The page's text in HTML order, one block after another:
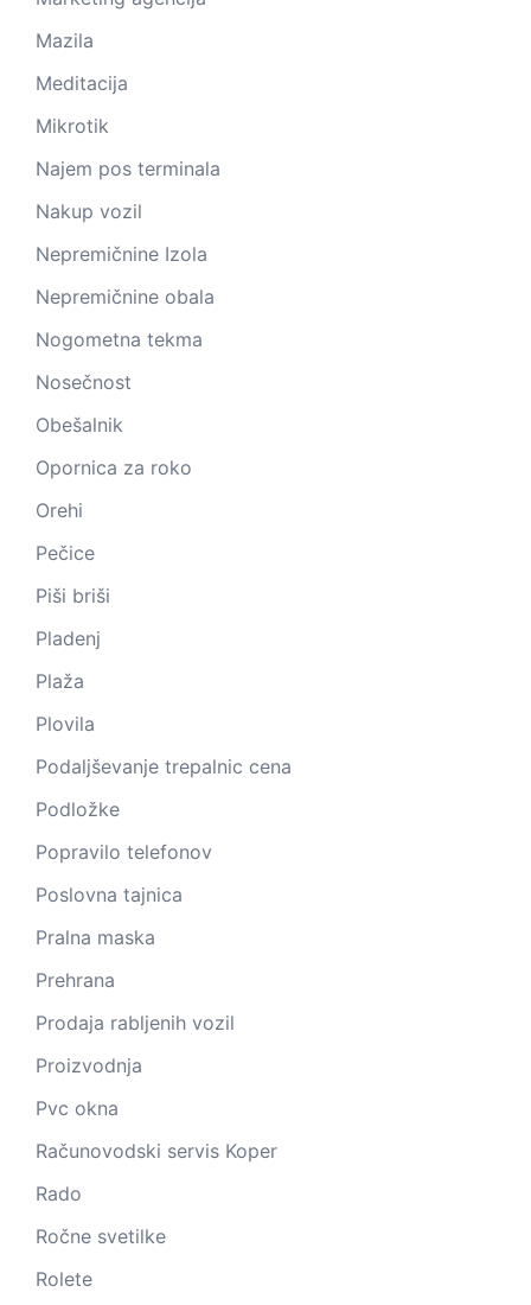
Mazila
Meditacija
Mikrotik
Najem pos terminala
Nakup vozil
Nepremičnine Izola
Nepremičnine obala
Nogometna tekma
Nosečnost
Obešalnik
Opornica za roko
Orehi
Pečice
Piši briši
Pladenj
Plaža
Plovila
Podaljševanje trepalnic cena
Podložke
Popravilo telefonov
Poslovna tajnica
Pralna maska
Prehrana
Prodaja rabljenih vozil
Proizvodnja
Pvc okna
Računovodski servis Koper
Rado
Ročne svetilke
Rolete